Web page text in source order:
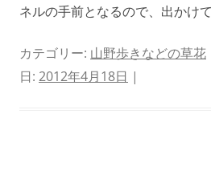
ネルの手前となるので、出かけて
カテゴリー: 山野歩きなどの草花
日: 2012年4月18日 |